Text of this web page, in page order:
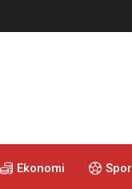
Ekonomi Spor